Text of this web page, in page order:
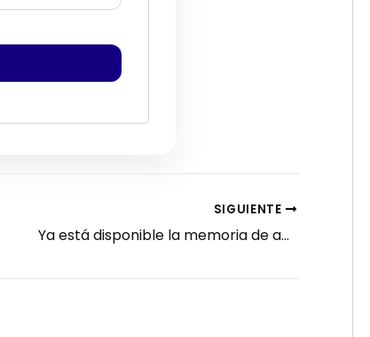
SIGUIENTE
Ya está disponible la memoria de actividades de 2019